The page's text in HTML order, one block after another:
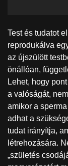
Test és tudatot
reprodukálva
az újszülött
önállóan,
Lehet, hogy
a valóságát,
amikor a
adhat a
tudat irányítja,
létrehozására.
„születés